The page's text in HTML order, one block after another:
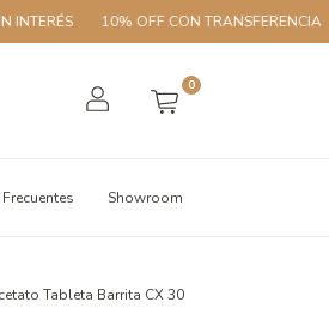
10% OFF CON TRANSFERENCIA
0
Showroom
Tableta Barrita CX 30